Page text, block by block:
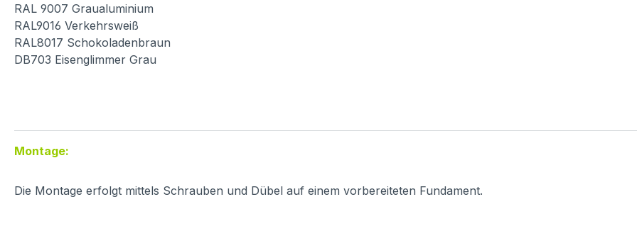
RAL 9007 Graualuminium
RAL9016 Verkehrsweiß
RAL8017 Schokoladenbraun
DB703 Eisenglimmer Grau
Montage:
Die Montage erfolgt mittels Schrauben und Dübel auf einem vorbereiteten Fundament.